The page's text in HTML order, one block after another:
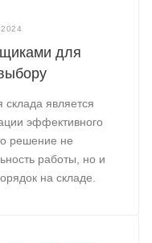
для
является
эффективного
решение не
работы, но и
на складе.